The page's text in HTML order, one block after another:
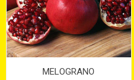
MELOGRANO